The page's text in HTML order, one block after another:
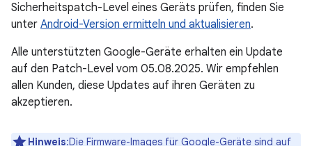
Sicherheitspatch-Level eines Geräts prüfen, finden Sie
unter Android-Version ermitteln und aktualisieren.
Alle unterstützten Google-Geräte erhalten ein Update
auf den Patch-Level vom 05.08.2025. Wir empfehlen
allen Kunden, diese Updates auf ihren Geräten zu
akzeptieren.
Hinweis:Die Firmware-Images für Google-Geräte sind auf